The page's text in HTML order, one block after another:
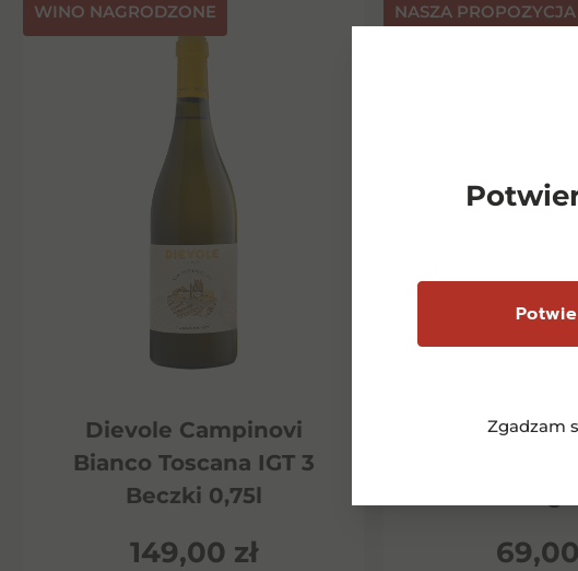
Zgadzam
⁠WINO NAGRODZONE
Dievole Campinovi
Bianco Toscana IGT 3
Beczki 0,75l
149,00 zł
NASZA PROPOZYCJA
69,00